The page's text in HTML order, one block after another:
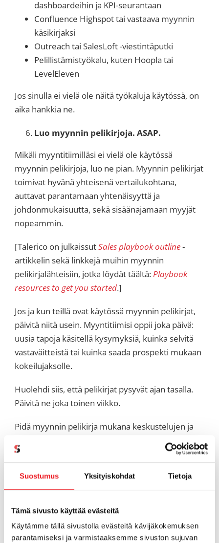
Suostumus Yksityiskohdat Tietoja
Tämä sivusto käyttää evästeitä
Käytämme tällä sivustolla evästeitä kävijäkokemuksen
parantamiseksi ja varmistaaksemme sivuston sujuvan
dashboardeihin ja KPI-seurantaan
Confluence Highspot tai vastaava myynnin
käsikirjaksi
Outreach tai SalesLoft -viestintäputki
Pelillistämistyökalu, kuten Hoopla tai
LevelEleven
Jos sinulla ei vielä ole näitä työkaluja käytössä, on
aika hankkia ne.
Luo myynnin pelikirjoja. ASAP.
Mikäli myyntitiimilläsi ei vielä ole käytössä
myynnin pelikirjoja, luo ne pian. Myynnin pelikirjat
toimivat hyvänä yhteisenä vertailukohtana,
auttavat parantamaan yhtenäisyyttä ja
johdonmukaisuutta, sekä sisäänajamaan myyjät
nopeammin.
[Talerico on julkaissutSales playbook outline-
artikkelin sekä linkkejä muihin myynnin
pelikirjalähteisiin, jotka löydät täältä:Playbook
resources to get you started.]
Jos ja kun teillä ovat käytössä myynnin pelikirjat,
päivitä niitä usein. Myyntitiimisi oppii joka päivä:
uusia tapoja käsitellä kysymyksiä, kuinka selvitä
vastaväitteistä tai kuinka saada prospekti mukaan
kokeilujaksolle.
Huolehdi siis, että pelikirjat pysyvät ajan tasalla.
Päivitä ne joka toinen viikko.
Pidä myynnin pelikirja mukana keskustelujen ja
palaverien keskiössä. Viittaa siihen, kaiva se esiin
ja käytä sitä. Aina kun teet niin, kehität samalla
Tiimi tottuu käyttämään myynnin pelikirjaa
nopeammin. Pelikirja on keskeinen osa
ennustettavan ja skaalautuvan myyntikoneiston
luomista.